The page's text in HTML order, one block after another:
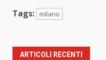
Tags: milano
ARTICOLI RECENTI